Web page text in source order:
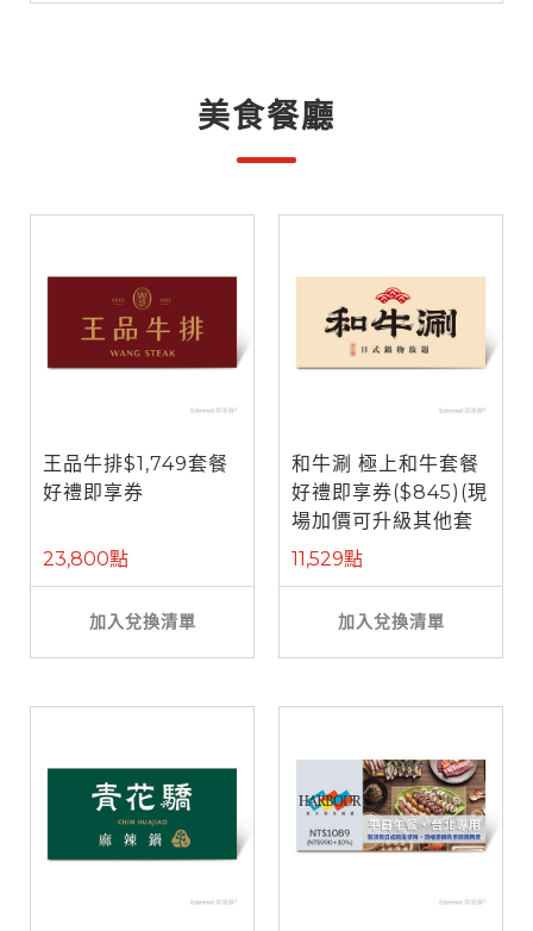
美食餐廳
王品牛排$1,749套餐
好禮即享券
23,800點
加入兌換清單
和牛涮 極上和牛套餐
好禮即享券($845)(現
場加價可升級其他套
餐)
11,529點
加入兌換清單